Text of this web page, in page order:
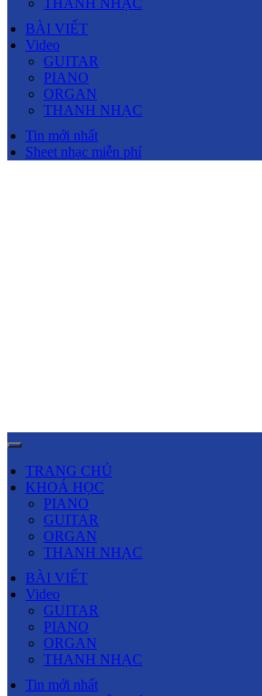
THANH NHẠC
BÀI VIẾT
Video
GUITAR
PIANO
ORGAN
THANH NHẠC
Tin mới nhất
Sheet nhạc miễn phí
TRANG CHỦ
KHOÁ HỌC
PIANO
GUITAR
ORGAN
THANH NHẠC
BÀI VIẾT
Video
GUITAR
PIANO
ORGAN
THANH NHẠC
Tin mới nhất